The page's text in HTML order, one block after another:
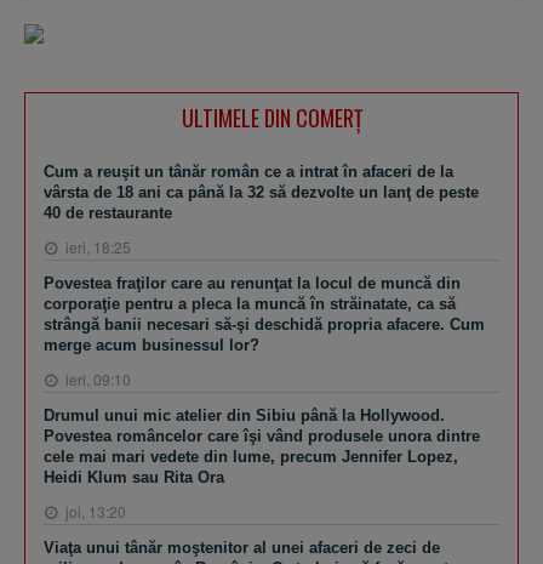
ULTIMELE DIN COMERȚ
Cum a reuşit un tânăr român ce a intrat în afaceri de la
vârsta de 18 ani ca până la 32 să dezvolte un lanţ de peste
40 de restaurante
ieri, 18:25
Povestea fraţilor care au renunţat la locul de muncă din
corporaţie pentru a pleca la muncă în străinatate, ca să
strângă banii necesari să-şi deschidă propria afacere. Cum
merge acum businessul lor?
ieri, 09:10
Drumul unui mic atelier din Sibiu până la Hollywood.
Povestea româncelor care îşi vând produsele unora dintre
cele mai mari vedete din lume, precum Jennifer Lopez,
Heidi Klum sau Rita Ora
joi, 13:20
Viaţa unui tânăr moştenitor al unei afaceri de zeci de